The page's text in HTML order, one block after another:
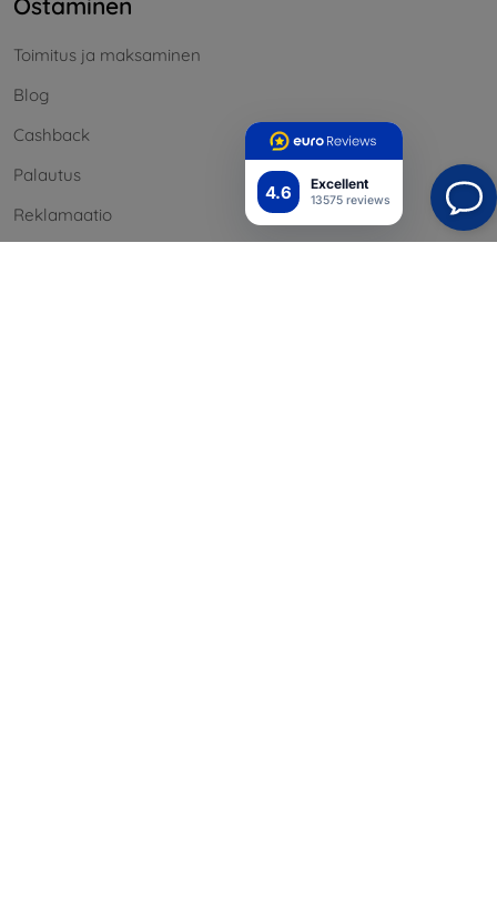
4.6 Excellent
13575 reviews
Toimitus ja maksaminen
Blog
Cashback
Palautus
Reklamaatio